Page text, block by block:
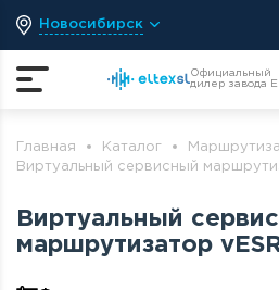
Новосибирск
Официальный
дилер завода
Главная Каталог
Виртуальный сервисный
Виртуальный
маршрутизатор